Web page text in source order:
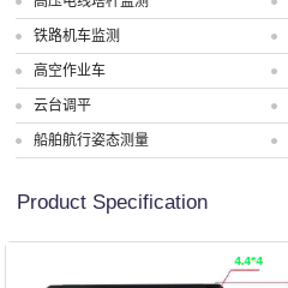
铁路机车监测
高空作业车
云台调平
船舶航行姿态测量
Product Specification